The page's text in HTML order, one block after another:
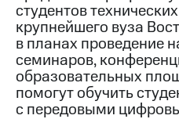
МТС
о технологиях
Достижения
Интервью
Финансовая
студентов
крупнейшего вуза
в планах проведение
семинаров,
образовательных
помогут обучить
с передовыми